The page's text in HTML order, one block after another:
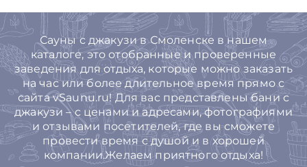
Сауны с джакузи в Смоленске в нашем
каталоге, это отобранные и проверенные
заведения для отдыха, которые можно заказать
на час или более длительное время прямо с
сайта vSaunu.ru! Для вас представлены бани с
джакузи – с ценами и адресами, фотографиями
и отзывами посетителей, где вы сможете
провести время с душой и в хорошей
компании.Желаем приятного отдыха!